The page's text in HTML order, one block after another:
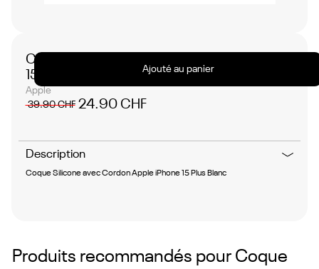
Coque Silicone avec Cordon Apple iPhone
15 Plus Blanc
Apple
39.90 CHF24.90 CHF
Description
Coque Silicone avec Cordon Apple iPhone 15 Plus Blanc
Ajouté au panier
Produits recommandés pour Coque